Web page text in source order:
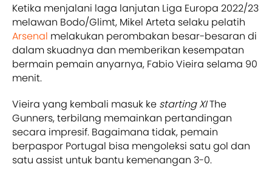
Ketika menjalani laga lanjutan Liga Europa 2022/23
melawan Bodo/Glimt, Mikel Arteta selaku pelatih
Arsenal melakukan perombakan besar-besaran di
dalam skuadnya dan memberikan kesempatan
bermain pemain anyarnya, Fabio Vieira selama 90
menit.
Vieira yang kembali masuk ke starting XIThe
Gunners, terbilang memainkan pertandingan
secara impresif. Bagaimana tidak, pemain
berpaspor Portugal bisa mengoleksi satu gol dan
satu assist untuk bantu kemenangan 3-0.